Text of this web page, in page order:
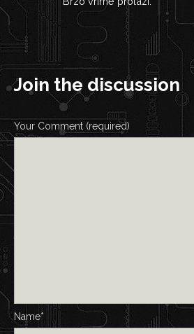
Join the discussion
Your Comment (required)
Name*